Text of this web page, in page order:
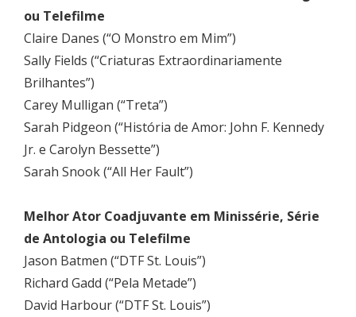
ou Telefilme
Claire Danes (“O Monstro em Mim”)
Sally Fields (“Criaturas Extraordinariamente
Brilhantes”)
Carey Mulligan (“Treta”)
Sarah Pidgeon (“História de Amor: John F. Kennedy
Jr. e Carolyn Bessette”)
Sarah Snook (“All Her Fault”)
Melhor Ator Coadjuvante em Minissérie, Série
de Antologia ou Telefilme
Jason Batmen (“DTF St. Louis”)
Richard Gadd (“Pela Metade”)
David Harbour (“DTF St. Louis”)